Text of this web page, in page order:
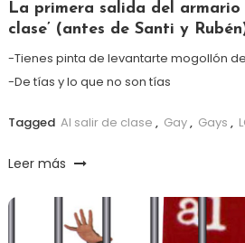
La primera salida del armario
clase’ (antes de Santi y
-Tienes pinta de levantarte mogollón
-De tías y lo que no son tías
Tagged Al salir de clase , Gay, Gays ,
Leer más